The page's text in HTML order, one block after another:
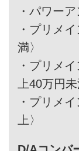
・ パワーア
・ プリメ
満〉
・ プリメ
上40万円未
・ プリメ
上〉